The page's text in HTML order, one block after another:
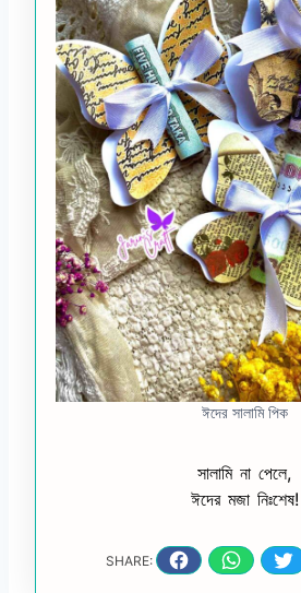
ঈদের সালামি পিক
সালামি না পেলে,
ঈদের মজা নিঃশেষ!
SHARE: